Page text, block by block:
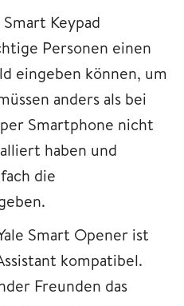
Keypad
Personen einen
eingeben können, um
anders als bei
Smartphone nicht
haben und
die
Smart Opener ist
kompatibel.
Freunden das